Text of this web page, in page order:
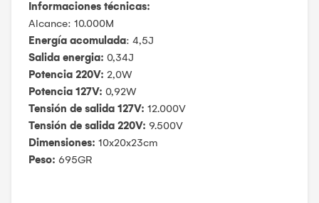
Informaciones técnicas:
Alcance: 10.000M
Energía acomulada: 4,5J
Salida energia: 0,34J
Potencia 220V: 2,0W
Potencia 127V: 0,92W
Tensión de salida 127V: 12.000V
Tensión de salida 220V: 9.500V
Dimensiones: 10x20x23cm
Peso: 695GR